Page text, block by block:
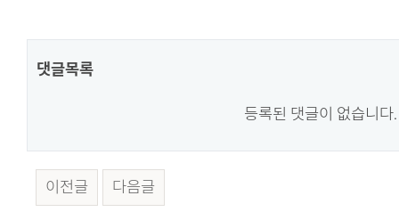
댓글목록
등록된 댓글이 없습니다.
이전글 다음글